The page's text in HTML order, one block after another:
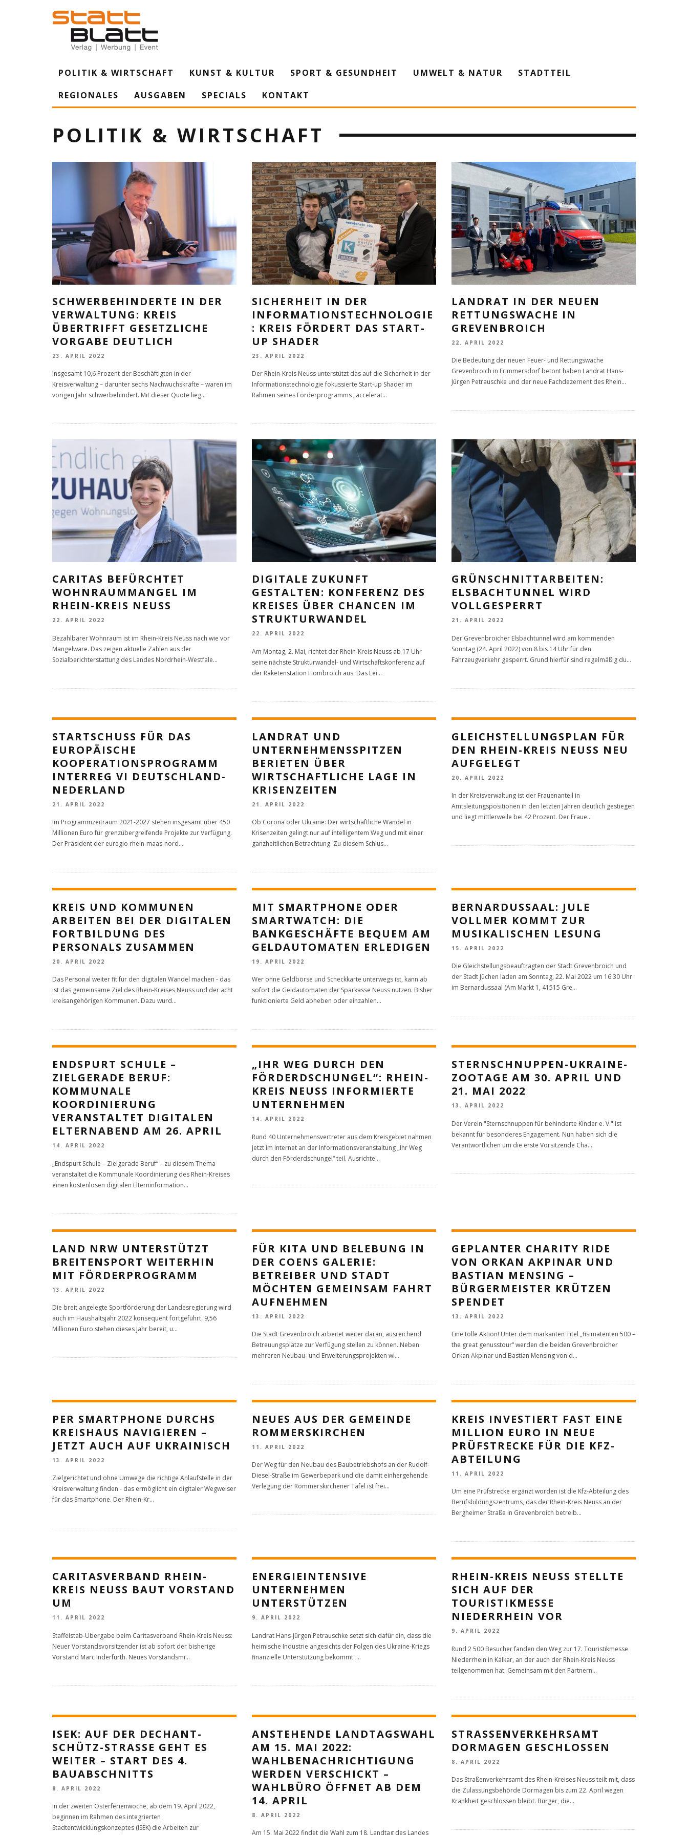
POLITIK & WIRTSCHAFT KUNST & KULTUR SPORT & GESUNDHEIT UMWELT & NATUR
STADTTEIL
REGIONALES
AUSGABEN SPECIALS KONTAKT
POLITIK & WIRTSCHAFT
SCHWERBEHINDERTE IN DER
VERWALTUNG: KREIS
ÜBERTRIFFT GESETZLICHE
VORGABE DEUTLICH
23. APRIL 2022
Insgesamt 10,6 Prozent der Beschäftigten in der
Kreisverwaltung – darunter sechs Nachwuchskräfte – waren im
vorigen Jahr schwerbehindert. Mit dieser Quote lieg...
SICHERHEIT IN DER
INFORMATIONSTECHNOLOGIE
: KREIS FÖRDERT DAS START-
UP SHADER
23. APRIL 2022
Der Rhein-Kreis Neuss unterstützt das auf die Sicherheit in der
Informationstechnologie fokussierte Start-up Shader im
Rahmen seines Förderprogramms „accelerat...
LANDRAT IN DER NEUEN
RETTUNGSWACHE IN
GREVENBROICH
22. APRIL 2022
Die Bedeutung der neuen Feuer- und Rettungswache
Grevenbroich in Frimmersdorf betont haben Landrat Hans-
Jürgen Petrauschke und der neue Fachdezernent des Rhein...
CARITAS BEFÜRCHTET
WOHNRAUMMANGEL IM
RHEIN-KREIS NEUSS
22. APRIL 2022
Bezahlbarer Wohnraum ist im Rhein-Kreis Neuss nach wie vor
Mangelware. Das zeigen aktuelle Zahlen aus der
Sozialberichterstattung des Landes Nordrhein-Westfale...
DIGITALE ZUKUNFT
GESTALTEN: KONFERENZ DES
KREISES ÜBER CHANCEN IM
STRUKTURWANDEL
22. APRIL 2022
Am Montag, 2. Mai, richtet der Rhein-Kreis Neuss ab 17 Uhr
seine nächste Strukturwandel- und Wirtschaftskonferenz auf
der Raketenstation Hombroich aus. Das Lei...
GRÜNSCHNITTARBEITEN:
ELSBACHTUNNEL WIRD
VOLLGESPERRT
21. APRIL 2022
Der Grevenbroicher Elsbachtunnel wird am kommenden
Sonntag (24. April 2022) von 8 bis 14 Uhr für den
Fahrzeugverkehr gesperrt. Grund hierfür sind regelmäßig du...
STARTSCHUSS FÜR DAS
EUROPÄISCHE
KOOPERATIONSPROGRAMM
INTERREG VI DEUTSCHLAND-
NEDERLAND
21. APRIL 2022
Im Programmzeitraum 2021-2027 stehen insgesamt über 450
Millionen Euro für grenzübergreifende Projekte zur Verfügung.
Der Präsident der euregio rhein-maas-nord...
LANDRAT UND
UNTERNEHMENSSPITZEN
BERIETEN ÜBER
WIRTSCHAFTLICHE LAGE IN
KRISENZEITEN
21. APRIL 2022
Ob Corona oder Ukraine: Der wirtschaftliche Wandel in
Krisenzeiten gelingt nur auf intelligentem Weg und mit einer
ganzheitlichen Betrachtung. Zu diesem Schlus...
GLEICHSTELLUNGSPLAN FÜR
DEN RHEIN-KREIS NEUSS NEU
AUFGELEGT
20. APRIL 2022
In der Kreisverwaltung ist der Frauenanteil in
Amtsleitungspositionen in den letzten Jahren deutlich gestiegen
und liegt mittlerweile bei 42 Prozent. Der Fraue...
KREIS UND KOMMUNEN
ARBEITEN BEI DER DIGITALEN
FORTBILDUNG DES
PERSONALS ZUSAMMEN
20. APRIL 2022
Das Personal weiter fit für den digitalen Wandel machen - das
ist das gemeinsame Ziel des Rhein-Kreises Neuss und der acht
kreisangehörigen Kommunen. Dazu wurd...
MIT SMARTPHONE ODER
SMARTWATCH: DIE
BANKGESCHÄFTE BEQUEM AM
GELDAUTOMATEN ERLEDIGEN
19. APRIL 2022
Wer ohne Geldbörse und Scheckkarte unterwegs ist, kann ab
sofort die Geldautomaten der Sparkasse Neuss nutzen. Bisher
funktionierte Geld abheben oder einzahlen...
BERNARDUSSAAL: JULE
VOLLMER KOMMT ZUR
MUSIKALISCHEN LESUNG
15. APRIL 2022
Die Gleichstellungsbeauftragten der Stadt Grevenbroich und
der Stadt Jüchen laden am Sonntag, 22. Mai 2022 um 16:30 Uhr
im Bernardussaal (Am Markt 1, 41515 Gre...
ENDSPURT SCHULE –
ZIELGERADE BERUF:
KOMMUNALE
KOORDINIERUNG
VERANSTALTET DIGITALEN
ELTERNABEND AM 26. APRIL
14. APRIL 2022
„Endspurt Schule – Zielgerade Beruf“ – zu diesem Thema
veranstaltet die Kommunale Koordinierung des Rhein-Kreises
einen kostenlosen digitalen Elterninformation...
„IHR WEG DURCH DEN
FÖRDERDSCHUNGEL“: RHEIN-
KREIS NEUSS INFORMIERTE
UNTERNEHMEN
14. APRIL 2022
Rund 40 Unternehmensvertreter aus dem Kreisgebiet nahmen
jetzt im Internet an der Informationsveranstaltung „Ihr Weg
durch den Förderdschungel“ teil. Ausrichte...
STERNSCHNUPPEN-UKRAINE-
ZOOTAGE AM 30. APRIL UND
21. MAI 2022
13. APRIL 2022
Der Verein "Sternschnuppen für behinderte Kinder e. V." ist
bekannt für besonderes Engagement. Nun haben sich die
Verantwortlichen um die erste Vorsitzende Cha...
LAND NRW UNTERSTÜTZT
BREITENSPORT WEITERHIN
MIT FÖRDERPROGRAMM
13. APRIL 2022
Die breit angelegte Sportförderung der Landesregierung wird
auch im Haushaltsjahr 2022 konsequent fortgeführt. 9,56
Millionen Euro stehen dieses Jahr bereit, u...
FÜR KITA UND BELEBUNG IN
DER COENS GALERIE:
BETREIBER UND STADT
MÖCHTEN GEMEINSAM FAHRT
AUFNEHMEN
13. APRIL 2022
Die Stadt Grevenbroich arbeitet weiter daran, ausreichend
Betreuungsplätze zur Verfügung stellen zu können. Neben
mehreren Neubau- und Erweiterungsprojekten wi...
GEPLANTER CHARITY RIDE
VON ORKAN AKPINAR UND
BASTIAN MENSING –
BÜRGERMEISTER KRÜTZEN
SPENDET
13. APRIL 2022
Eine tolle Aktion! Unter dem markanten Titel „fisimatenten 500 –
the great genusstour“ werden die beiden Grevenbroicher
Orkan Akpinar und Bastian Mensing von d...
PER SMARTPHONE DURCHS
KREISHAUS NAVIGIEREN –
JETZT AUCH AUF UKRAINISCH
13. APRIL 2022
Zielgerichtet und ohne Umwege die richtige Anlaufstelle in der
Kreisverwaltung finden - das ermöglicht ein digitaler Wegweiser
für das Smartphone. Der Rhein-Kr...
NEUES AUS DER GEMEINDE
ROMMERSKIRCHEN
11. APRIL 2022
Der Weg für den Neubau des Baubetriebshofs an der Rudolf-
Diesel-Straße im Gewerbepark und die damit einhergehende
Verlegung der Rommerskirchener Tafel ist frei...
KREIS INVESTIERT FAST EINE
MILLION EURO IN NEUE
PRÜFSTRECKE FÜR DIE KFZ-
ABTEILUNG
11. APRIL 2022
Um eine Prüfstrecke ergänzt worden ist die Kfz-Abteilung des
Berufsbildungszentrums, das der Rhein-Kreis Neuss an der
Bergheimer Straße in Grevenbroich betreib...
CARITASVERBAND RHEIN-
KREIS NEUSS BAUT VORSTAND
UM
11. APRIL 2022
Staffelstab-Übergabe beim Caritasverband Rhein-Kreis Neuss:
Neuer Vorstandsvorsitzender ist ab sofort der bisherige
Vorstand Marc Inderfurth. Neues Vorstandsmi...
ENERGIEINTENSIVE
UNTERNEHMEN
UNTERSTÜTZEN
9. APRIL 2022
Landrat Hans-Jürgen Petrauschke setzt sich dafür ein, dass die
heimische Industrie angesichts der Folgen des Ukraine-Kriegs
finanzielle Unterstützung bekommt. ...
RHEIN-KREIS NEUSS STELLTE
SICH AUF DER
TOURISTIKMESSE
NIEDERRHEIN VOR
9. APRIL 2022
Rund 2 500 Besucher fanden den Weg zur 17. Touristikmesse
Niederrhein in Kalkar, an der auch der Rhein-Kreis Neuss
teilgenommen hat. Gemeinsam mit den Partnern...
ISEK: AUF DER DECHANT-
SCHÜTZ-STRASSE GEHT ES W
EITER – START DES 4. B
AUABSCHNITTS
8. APRIL 2022
In der zweiten Osterferienwoche, ab dem 19. April 2022,
beginnen im Rahmen des integrierten
Stadtentwicklungskonzeptes (ISEK) die Arbeiten zur
ANSTEHENDE LANDTAGSWAHL
AM 15. MAI 2022:
WAHLBENACHRICHTIGUNG
WERDEN VERSCHICKT –
WAHLBÜRO ÖFFNET AB DEM
14. APRIL
8. APRIL 2022
Am 15. Mai 2022 findet die Wahl zum 18. Landtag des Landes
STRASSENVERKEHRSAMT D
ORMAGEN GESCHLOSSEN
8. APRIL 2022
Das Straßenverkehrsamt des Rhein-Kreises Neuss teilt mit, dass
die Zulassungsbehörde Dormagen bis zum 22. April wegen
Krankheit geschlossen bleibt. Bürger, die...